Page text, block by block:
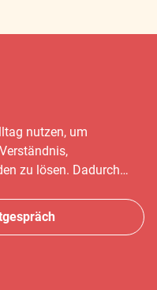
nutzen, um
zu lösen. Dadurch